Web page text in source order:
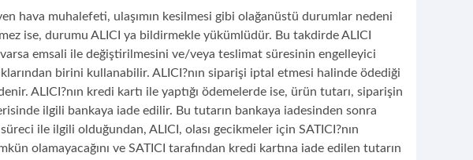
hava muhalefeti, ulaşımın kesilmesi gibi olağanüstü durumlar nedeni
ise, durumu ALICI ya bildirmekle yükümlüdür. Bu takdirde ALICI
emsali ile değiştirilmesini ve/veya teslimat süresinin engelleyici
birini kullanabilir. ALICI?nın siparişi iptal etmesi halinde ödediği
ALICI?nın kredi kartı ile yaptığı ödemelerde ise, ürün tutarı, siparişin
ilgili bankaya iade edilir. Bu tutarın bankaya iadesinden sonra
ile ilgili olduğundan, ALICI, olası gecikmeler için SATICI?nın
olamayacağını ve SATICI tarafından kredi kartına iade edilen tutarın